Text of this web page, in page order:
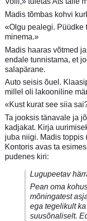
Madis tõmbas kohvi
«Olgu pealegi. Püüdke
minema.»
Madis haaras võtmed
endale tunnistama, et
salapärane.
Auto seisis õuel.
millel oli lakooniline
«Kust kurat see siia
Ta jooksis tänavale ja
kadjakat. Kirja
juba niigi. Madis toppis
Kontoris avas ta
pudenes kiri:
Lugupeetav
Pean oma
mõningatest
ega tegelikult
suusõnaliselt.